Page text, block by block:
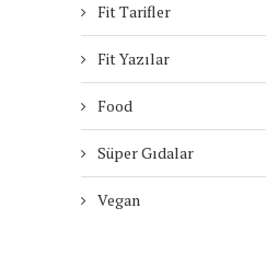
Fit Tarifler
Fit Yazılar
Food
Süper Gıdalar
Vegan